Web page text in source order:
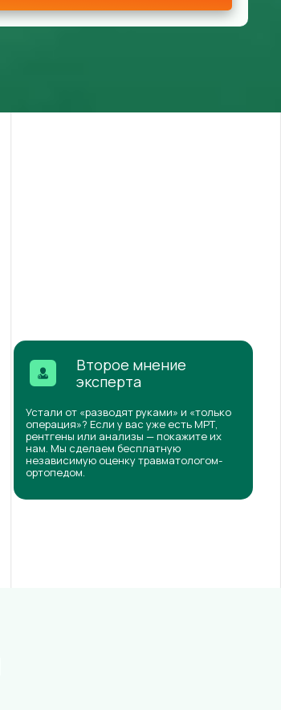
Второе мнение
эксперта
Устали от «разводят руками» и «только
операция»? Если у вас уже есть МРТ,
рентгены или анализы — покажите их
нам. Мы сделаем бесплатную
независимую оценку травматологом-
ортопедом.